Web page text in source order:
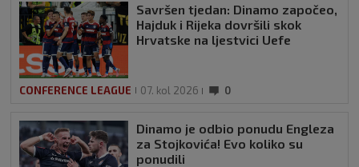
Savršen tjedan: Dinamo započeo,
Hajduk i Rijeka dovršili skok
Hrvatske na ljestvici Uefe
CONFERENCE LEAGUE 07. kol 2026 0
Dinamo je odbio ponudu Engleza
za Stojkovića! Evo koliko su
ponudili